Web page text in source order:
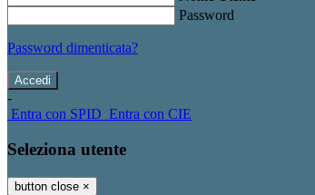
Password
Password dimenticata?
-
Entra con SPID Entra con CIE
Seleziona utente
button close ×